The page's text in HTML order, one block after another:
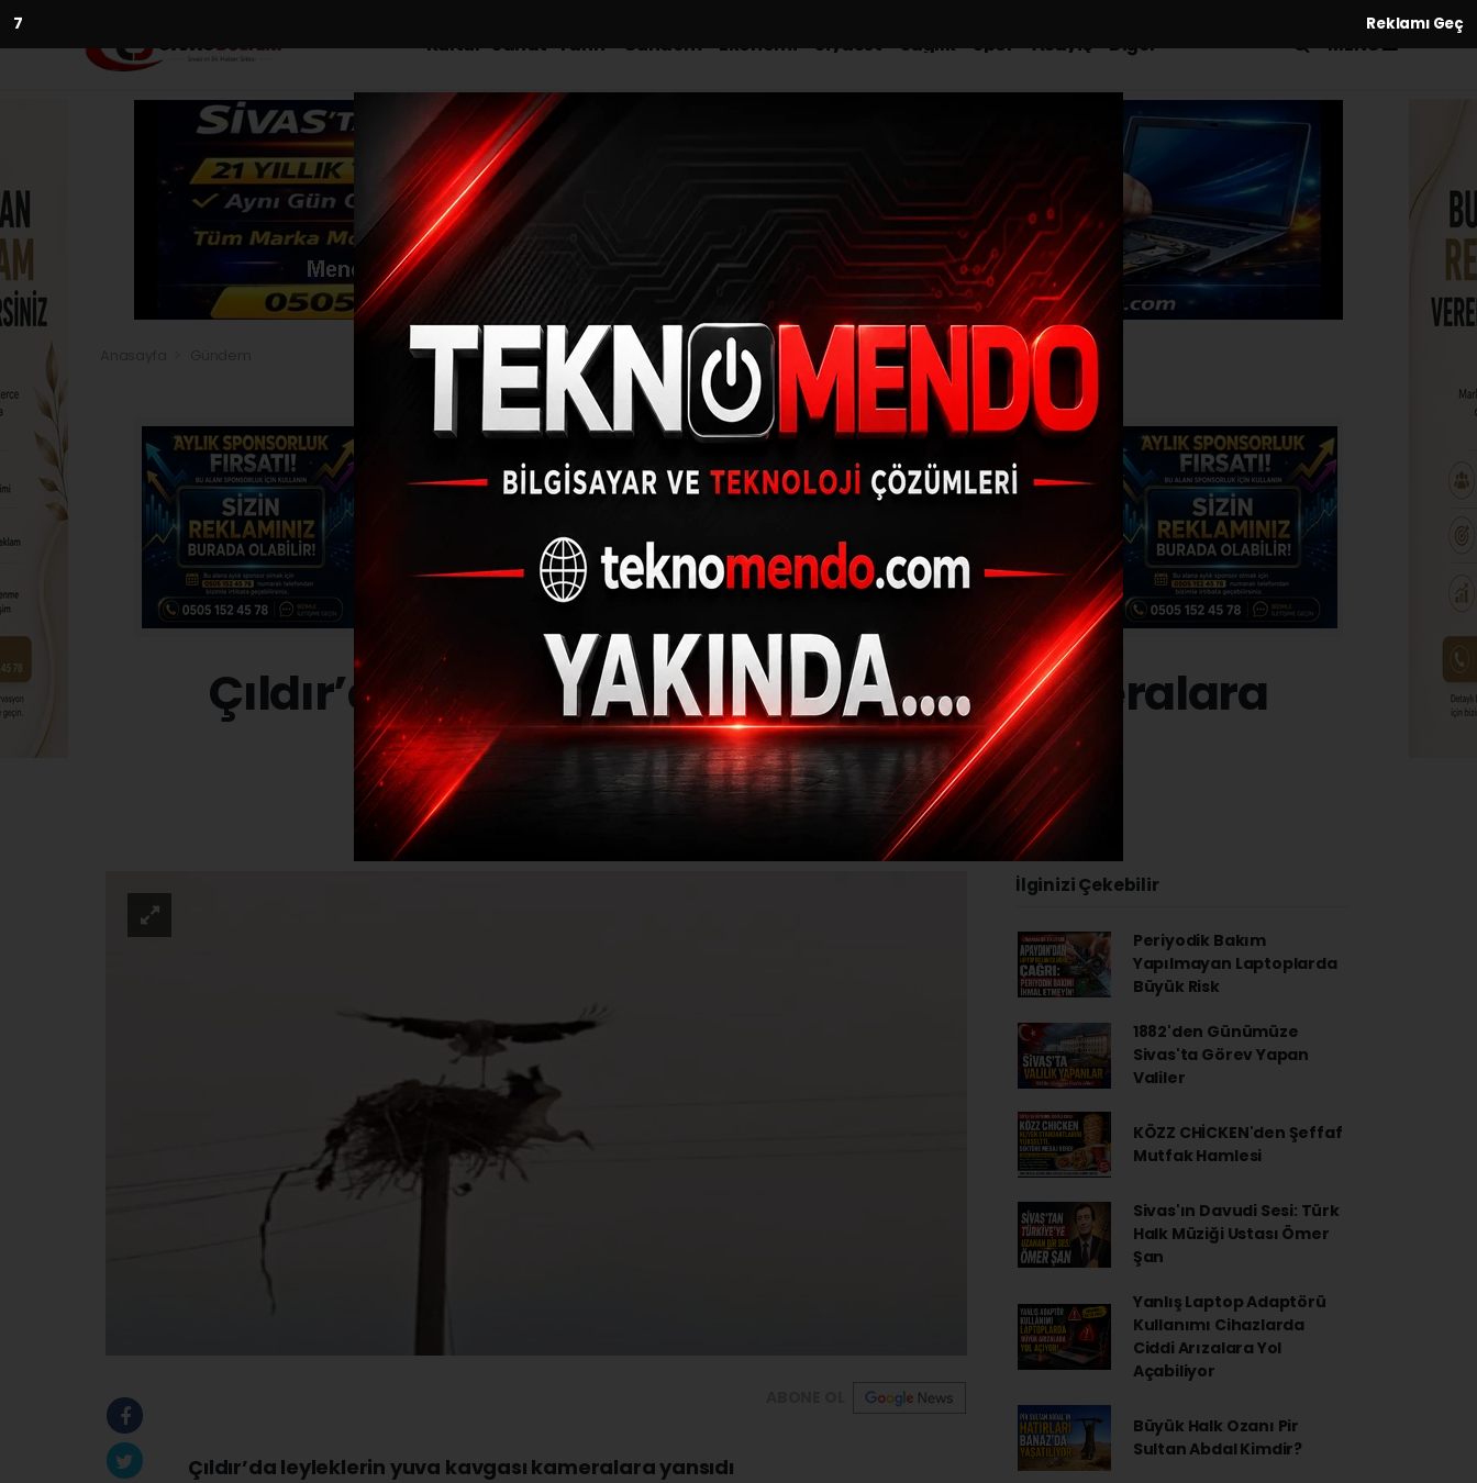
5 Reklamı Geç
Kültür-Sanat-Tarih Gündem Ekonomi Siyaset Sağlık Spor Asayiş Diğer MENÜ
Çıldır’da leyleklerin yuva kavgası kameralara
yansıdı
(İHA) - İhlas Haber Ajansı | 31.05.2023 - 11:34, Güncelleme: 31.05.2023 - 11:07
Çıldır’da leyleklerin yuva kavgası kameralara yansıdı
İlginizi Çekebilir
Periyodik Bakım
Yapılmayan Laptoplarda
Büyük Risk
1882'den Günümüze
Sivas'ta Görev Yapan
Valiler
KÖZZ CHİCKEN'den Şeffaf
Mutfak Hamlesi
Sivas'ın Davudi Sesi: Türk
Halk Müziği Ustası Ömer
Şan
Yanlış Laptop Adaptörü
Kullanımı Cihazlarda
Ciddi Arızalara Yol
Açabiliyor
Büyük Halk Ozanı Pir
Sultan Abdal Kimdir?